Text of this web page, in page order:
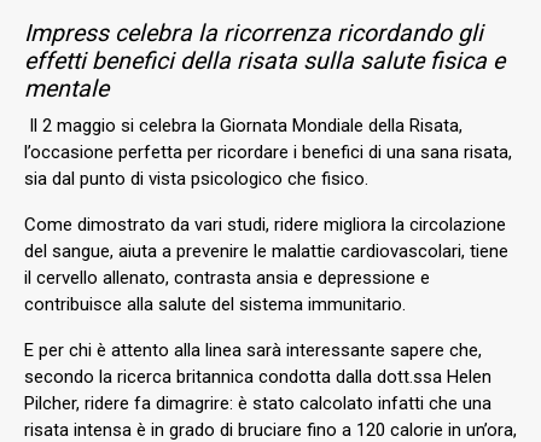
Impress celebra la ricorrenza ricordando gli
effetti benefici della risata sulla salute fisica e
mentale
Il 2 maggio si celebra la Giornata Mondiale della Risata,
l’occasione perfetta per ricordare i benefici di una sana risata,
sia dal punto di vista psicologico che fisico.
Come dimostrato da vari studi, ridere migliora la circolazione
del sangue, aiuta a prevenire le malattie cardiovascolari, tiene
il cervello allenato, contrasta ansia e depressione e
contribuisce alla salute del sistema immunitario.
E per chi è attento alla linea sarà interessante sapere che,
secondo la ricerca britannica condotta dalla dott.ssa Helen
Pilcher, ridere fa dimagrire: è stato calcolato infatti che una
risata intensa è in grado di bruciare fino a 120 calorie in un’ora,